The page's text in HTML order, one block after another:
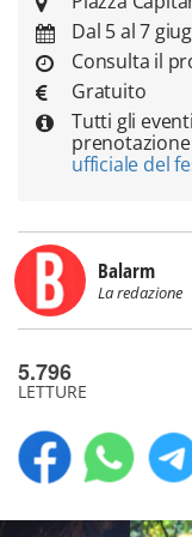
Dal 5 al 7
Consulta il
Gratuito
Tutti gli
ufficiale del
Balarm
La redazione
5.796
LETTURE